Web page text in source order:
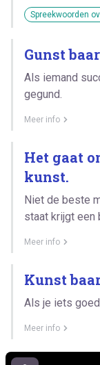
Spreekwoorden
Gunst
Als iemand
gegund.
Meer info
Het gaat
kunst.
Niet de beste
staat krijgt een
Meer info
Kunst
Als je iets
Meer info